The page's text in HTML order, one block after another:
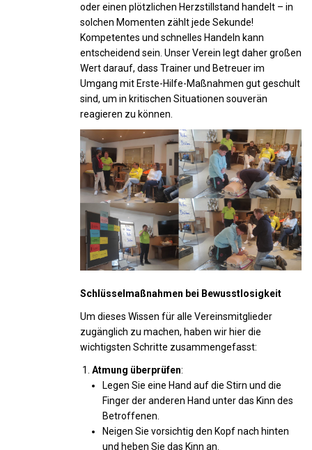
oder einen plötzlichen Herzstillstand handelt – in
solchen Momenten zählt jede Sekunde!
Kompetentes und schnelles Handeln kann
entscheidend sein. Unser Verein legt daher großen
Wert darauf, dass Trainer und Betreuer im
Umgang mit Erste-Hilfe-Maßnahmen gut geschult
sind, um in kritischen Situationen souverän
reagieren zu können.
Schlüsselmaßnahmen bei Bewusstlosigkeit
Um dieses Wissen für alle Vereinsmitglieder
zugänglich zu machen, haben wir hier die
wichtigsten Schritte zusammengefasst:
Atmung überprüfen:
Legen Sie eine Hand auf die Stirn und die
Finger der anderen Hand unter das Kinn des
Betroffenen.
Neigen Sie vorsichtig den Kopf nach hinten
und heben Sie das Kinn an.